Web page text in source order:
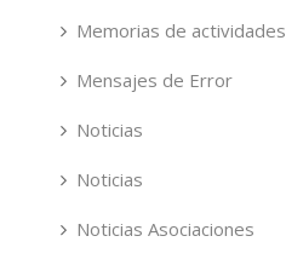
Memorias de actividades
Mensajes de Error
Noticias
Noticias
Noticias Asociaciones